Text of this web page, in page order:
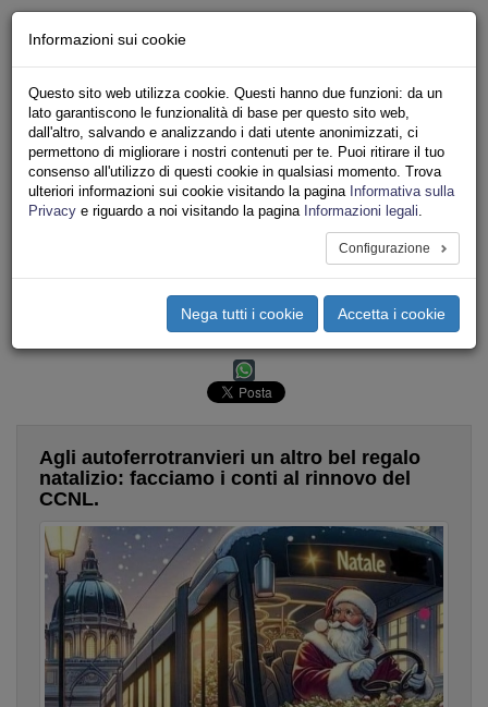
Iscriviti
Ricerca
Area Stampa
Privacy
LAVORO PRIVATO
PORTALE NAZIONALE
Toggle
Agli autoferrotranvieri un altro bel regalo
natalizio: facciamo i conti al rinnovo del
CCNL.
Informazioni sui cookie
Questo sito web utilizza cookie. Questi hanno due funzioni: da un
lato garantiscono le funzionalità di base per questo sito web,
dall'altro, salvando e analizzando i dati utente anonimizzati, ci
permettono di migliorare i nostri contenuti per te. Puoi ritirare il tuo
consenso all'utilizzo di questi cookie in qualsiasi momento. Trova
ulteriori informazioni sui cookie visitando la pagina Informativa sulla
Privacy e riguardo a noi visitando la pagina Informazioni legali.
Configurazione
Nega tutti i cookie Accetta i cookie